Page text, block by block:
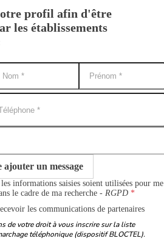
profil afin d'être
les établissements
ajouter un message
les informations saisies soient utilisées pour me
le cadre de ma recherche -RGPD
les communications de partenaires
de votre droit à vous inscrire sur la liste
téléphonique (dispositif BLOCTEL).